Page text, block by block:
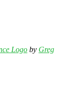
Logo by Greg